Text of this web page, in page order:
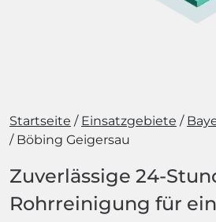
Startseite Einsatzgebiete
Böbing Geigersau
Zuverlässige 24-
Rohrreinigung für